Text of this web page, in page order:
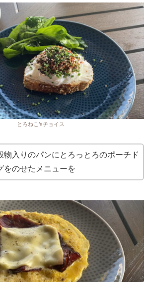
とろねこ’sチョイス
物入りのパンにとろっとろのポーチド
をのせたメニューを